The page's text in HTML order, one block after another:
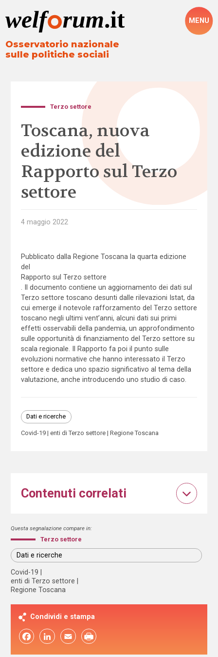
Osservatorio nazionale
sulle politiche sociali
MENU
Terzo settore
Toscana, nuova
edizione del
Rapporto sul Terzo
settore
4 maggio 2022
Pubblicato dalla Regione Toscana la quarta edizione
del
Rapporto sul Terzo settore
. Il documento contiene un aggiornamento dei dati sul
Terzo settore toscano desunti dalle rilevazioni Istat, da
cui emerge il notevole rafforzamento del Terzo settore
toscano negli ultimi vent’anni, alcuni dati sui primi
effetti osservabili della pandemia, un approfondimento
sulle opportunità di finanziamento del Terzo settore su
scala regionale. Il Rapporto fa poi il punto sulle
evoluzioni normative che hanno interessato il Terzo
settore e dedica uno spazio significativo al tema della
valutazione, anche introducendo uno studio di caso.
Dati e ricerche
Covid-19 enti di Terzo settore Regione Toscana
Contenuti correlati
Questa segnalazione compare in:
Terzo settore
Dati e ricerche
Covid-19
enti di Terzo settore
Regione Toscana
Condividi e stampa
FacebookLinkedIn Email